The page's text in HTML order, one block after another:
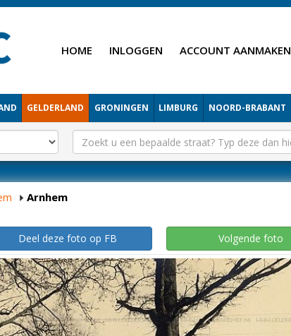
HOME INLOGGEN ACCOUNT AANMAKEN
GELDERLAND GRONINGEN LIMBURG NOORD-BRABANT
Arnhem
Deel deze foto op FB Volgende foto